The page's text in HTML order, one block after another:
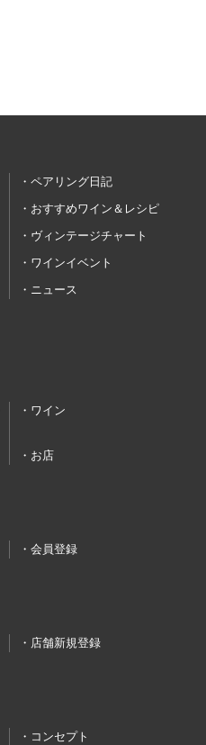
ペアリング日記
おすすめワイン＆レシピ
ヴィンテージチャート
ワインイベント
ニュース
ワイン
お店
会員登録
店舗新規登録
コンセプト